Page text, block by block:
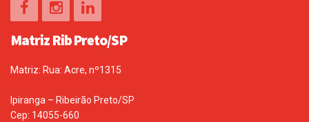
Matriz Rib Preto/SP
Matriz: Rua: Acre, nº1315
Ipiranga – Ribeirão Preto/SP
Cep: 14055-660